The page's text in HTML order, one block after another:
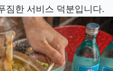
짐한 서비스 덕분입니다.